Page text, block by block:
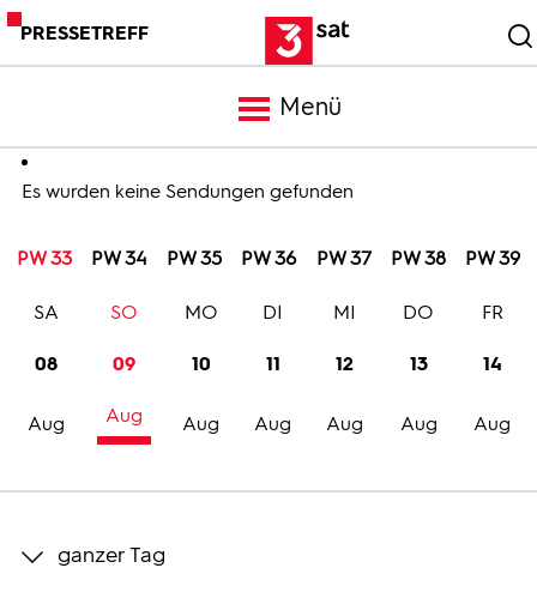
PRESSETREFF
Menü
Meldungen
Programm
Trailer
Bilder
Es wurden keine Sendungen gefunden
PW 33 PW 34 PW 35 PW 36 PW 37 PW 38 PW 39
08
Aug
SA
09
Aug
SO
10
Aug
MO
11
Aug
DI
12
Aug
MI
13
Aug
DO
14
Aug
FR
ganzer Tag